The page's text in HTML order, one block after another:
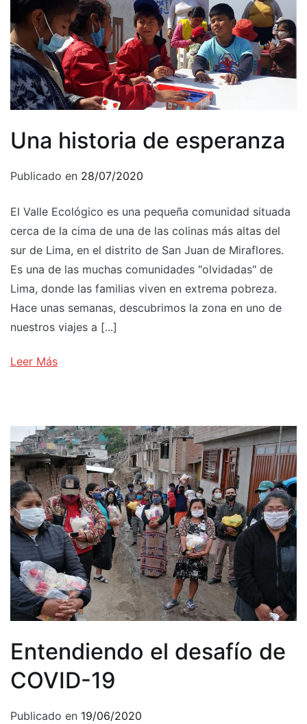
Una historia de esperanza
Publicado en 28/07/2020
El Valle Ecológico es una pequeña comunidad situada
cerca de la cima de una de las colinas más altas del
sur de Lima, en el distrito de San Juan de Miraflores.
Es una de las muchas comunidades "olvidadas" de
Lima, donde las familias viven en extrema pobreza.
Hace unas semanas, descubrimos la zona en uno de
nuestros viajes a [...]
Leer Más
Entendiendo el desafío de
COVID-19
Publicado en 19/06/2020